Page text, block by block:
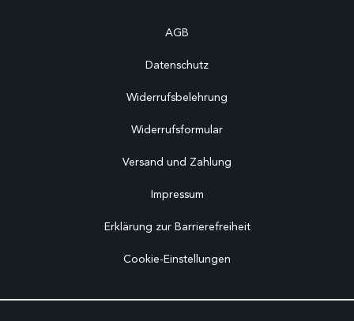
AGB
Datenschutz
Widerrufsbelehrung
Widerrufsformular
Versand und Zahlung
Impressum
Erklärung zur Barrierefreiheit
Cookie-Einstellungen